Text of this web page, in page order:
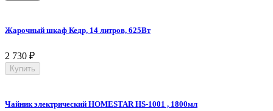
Жарочный шкаф Кедр, 14 литров, 625Вт
2 730 ₽
Купить
Чайник электрический HOMESTAR HS-1001 , 1800мл